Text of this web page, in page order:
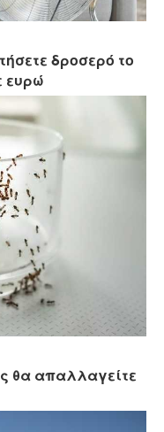
δροσερό το
ευρώ
θα απαλλαγείτε